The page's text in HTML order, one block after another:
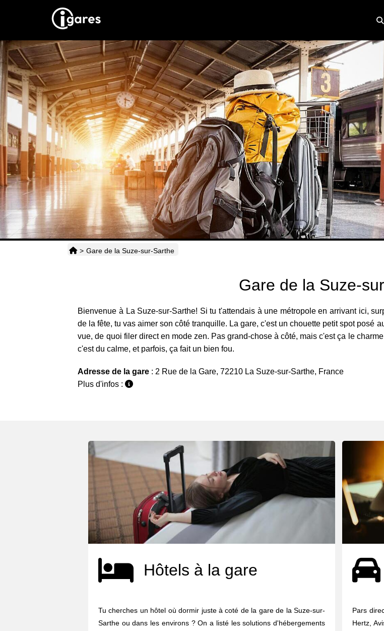
> Gare de la Suze-sur-Sarthe
Gare de la Suze-
Bienvenue à La Suze-sur-Sarthe! Si tu t'attendais à une métropole en arrivant ici,
de la fête, tu vas aimer son côté tranquille. La gare, c'est un chouette petit spot posé
vue, de quoi filer direct en mode zen. Pas grand-chose à côté, mais c'est ça le
c'est du calme, et parfois, ça fait un bien fou.
Adresse de la gare : 2 Rue de la Gare, 72210 La Suze-sur-Sarthe, France
Plus d'infos :
Hôtels à la gare
Tu cherches un hôtel où dormir juste à coté de la gare de la Suze-sur-
Sarthe ou dans les environs ? On a listé les solutions d'hébergements
Pars
Hertz,